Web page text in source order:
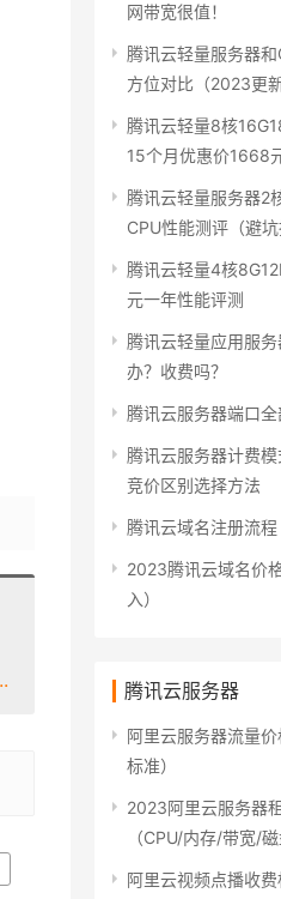
网带宽很值！
腾讯云轻量服务器
方位对比（2023更新
腾讯云轻量8核
15个月优惠价1668
腾讯云轻量服务器2
CPU性能测评（避坑
腾讯云轻量4核
元一年性能评测
腾讯云轻量应用服
办？收费吗？
腾讯云服务器端口
腾讯云服务器计费
竞价区别选择方法
腾讯云域名注册流
2023腾讯云域名价
入）
腾讯云服务器
阿里云服务器流量
标准）
2023阿里云服务器
（CPU/内存/带宽/磁
阿里云视频点播收